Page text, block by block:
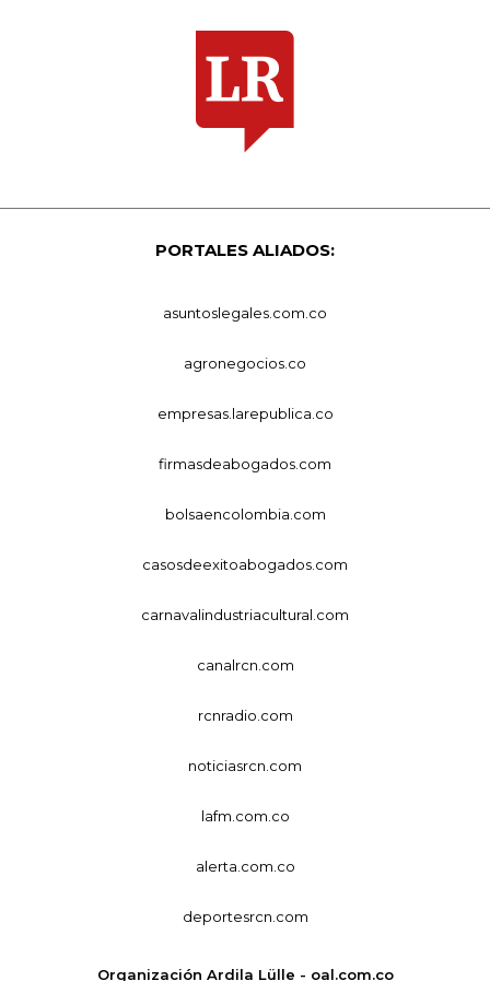
PORTALES ALIADOS:
asuntoslegales.com.co
agronegocios.co
empresas.larepublica.co
firmasdeabogados.com
bolsaencolombia.com
casosdeexitoabogados.com
carnavalindustriacultural.com
canalrcn.com
rcnradio.com
noticiasrcn.com
lafm.com.co
alerta.com.co
deportesrcn.com
Organización Ardila Lülle - oal.com.co